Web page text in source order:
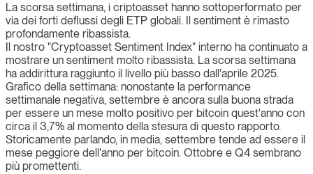
La scorsa settimana, i criptoasset hanno sottoperformato per
via dei forti deflussi degli ETP globali. Il sentiment è rimasto
profondamente ribassista.
Il nostro "Cryptoasset Sentiment Index" interno ha continuato a
mostrare un sentiment molto ribassista. La scorsa settimana
ha addirittura raggiunto il livello più basso dall'aprile 2025.
Grafico della settimana: nonostante la performance
settimanale negativa, settembre è ancora sulla buona strada
per essere un mese molto positivo per bitcoin quest'anno con
circa il 3,7% al momento della stesura di questo rapporto.
Storicamente parlando, in media, settembre tende ad essere il
mese peggiore dell'anno per bitcoin. Ottobre e Q4 sembrano
più promettenti.